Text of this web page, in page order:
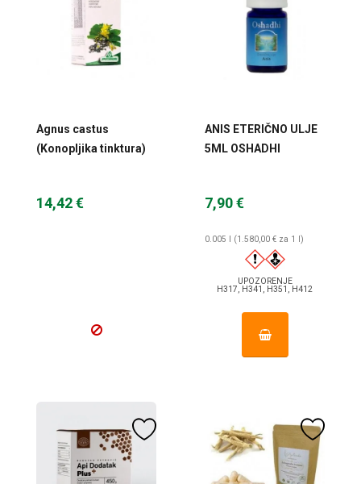
Agnus castus
(Konopljika tinktura)
14,42 €
ANIS ETERIČNO ULJE
5ML OSHADHI
7,90 €
0.005 l (1.580,00 € za 1 l)
UPOZORENJE
H317, H341, H351, H412